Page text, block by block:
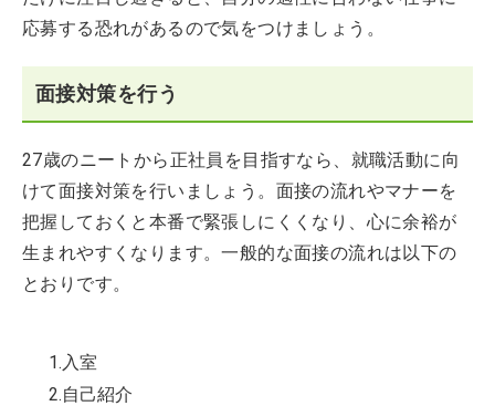
応募する恐れがあるので気をつけましょう。
面接対策を行う
27歳のニートから正社員を目指すなら、就職活動に向
けて面接対策を行いましょう。面接の流れやマナーを
把握しておくと本番で緊張しにくくなり、心に余裕が
生まれやすくなります。一般的な面接の流れは以下の
とおりです。
1.入室
2.自己紹介